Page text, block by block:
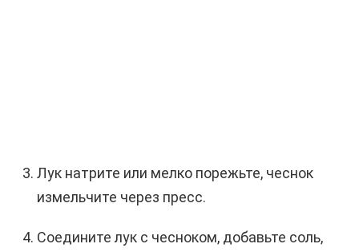
Лук натрите или мелко порежьте, чеснок
измельчите через пресс.
Соедините лук с чесноком, добавьте соль,